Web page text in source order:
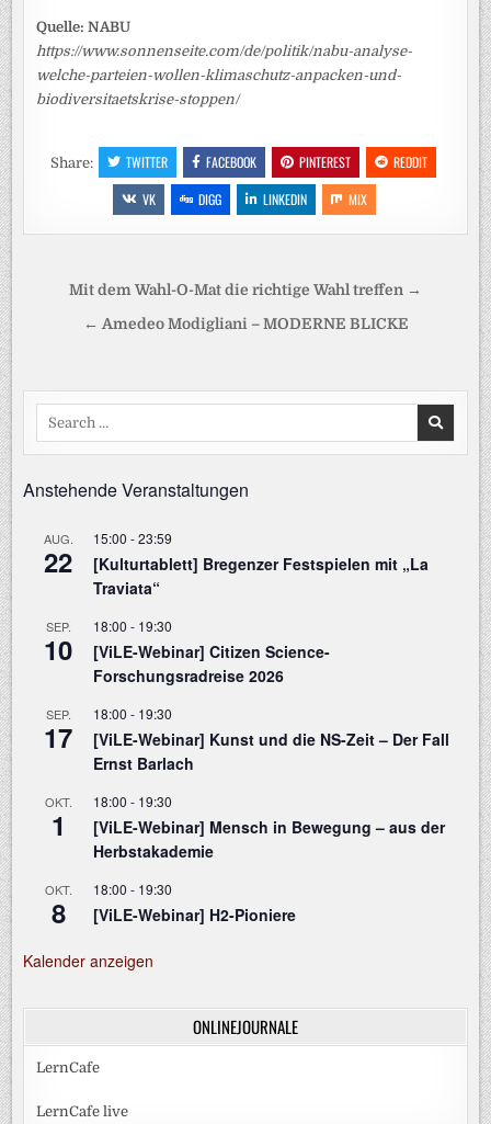
Quelle: NABU
https://www.sonnenseite.com/de/politik/nabu-analyse-
welche-parteien-wollen-klimaschutz-anpacken-und-
biodiversitaetskrise-stoppen/
Share: TWITTER FACEBOOK PINTEREST
REDDIT
VK
DIGG LINKEDIN MIX
Beitragsnavigation
Mit dem Wahl-O-Mat die richtige Wahl treffen →
← Amedeo Modigliani – MODERNE BLICKE
Search
Anstehende Veranstaltungen
AUG.
22
15:00 -23:59
[Kulturtablett] Bregenzer Festspielen mit „La
Traviata“
SEP.
10
18:00 - 19:30
[ViLE-Webinar] Citizen Science-
Forschungsradreise 2026
SEP.
17
18:00 - 19:30
[ViLE-Webinar] Kunst und die NS-Zeit – Der Fall
Ernst Barlach
OKT.
1
18:00 - 19:30
[ViLE-Webinar] Mensch in Bewegung – aus der
Herbstakademie
OKT.
8
18:00 - 19:30
[ViLE-Webinar] H2-Pioniere
Kalender anzeigen
ONLINEJOURNALE
LernCafe
LernCafe live